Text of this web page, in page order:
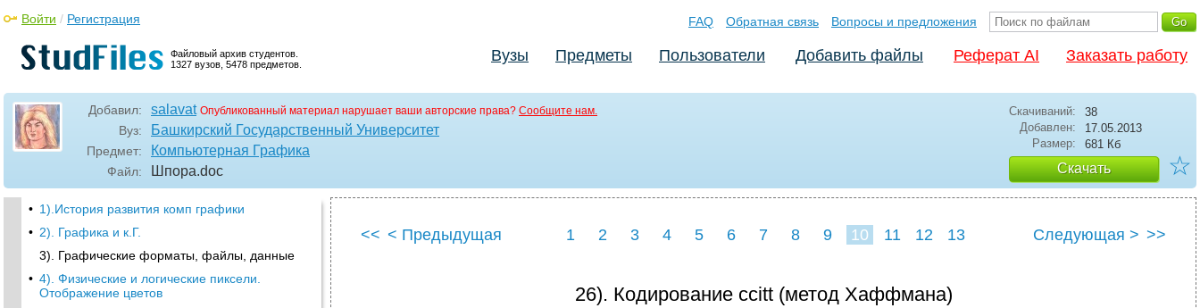
Файловый архив студентов.
1327 вузов, 5478 предметов.
Войти / Регистрация FAQ Обратная связь Вопросы и предложения
Вузы Предметы Пользователи Добавить файлы Реферат AI Заказать работу
Добавил: salavat Опубликованный материал нарушает ваши авторские права? Сообщите нам.
Вуз: Башкирский Государственный Университет
Предмет: Компьютерная Графика
Файл: Шпора.doc
Скачиваний:
38
Добавлен:
17.05.2013
Размер:
681 Кб
Скачать ☆
• 1).История развития комп графики
• 2). Графика и к.Г.
3). Графические форматы, файлы, данные
• 4). Физические и логические пиксели.
Отображение цветов
<< < Предыдущая 1 2 3 4 5 6 7 8 9 10 11 12 13 Следующая > >>
26). Кодирование ccitt (метод Хаффмана)